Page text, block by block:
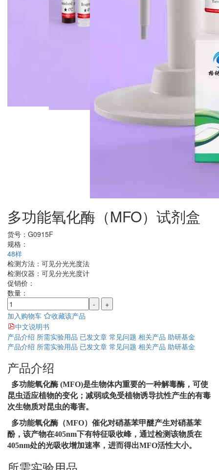
多功能氧化酶（MFO）试剂盒
货号： G0915F
规格：
48样
检测方法： 可见分光光度法
检测仪器： 可见分光光度计
促销价：
数量：
-
+
加入购物车
收藏该产品
中文说明书
产品介绍 所需实验用品 已发文章 常见问题 相关产品 助研基金
产品介绍 所需实验用品 已发文章 常见问题 相关产品 助研基金
产品介绍
多功能氧化酶(MFO)是生物体内重要的一种解毒酶，可使
昆虫适应植物的变化；减弱或免受植物诱导抗性产生的有毒
次生物质对昆虫的毒害。
多功能氧化酶（MFO）催化对硝基苯甲醚产生对硝基苯
酚，该产物在405nm下有特征吸收峰，通过检测该物质在
405nm处的光吸收增加速率，进而得出MFO活性大小。